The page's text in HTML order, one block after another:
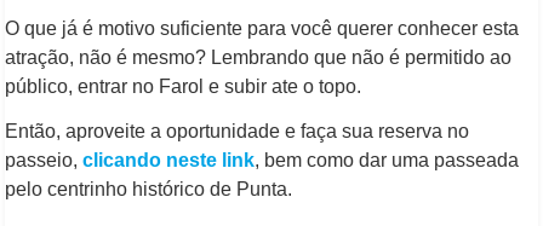
O que já é motivo suficiente para você querer conhecer esta
atração, não é mesmo? Lembrando que não é permitido ao
público, entrar no Farol e subir ate o topo.
Então, aproveite a oportunidade e faça sua reserva no
passeio, clicando neste link, bem como dar uma passeada
pelo centrinho histórico de Punta.